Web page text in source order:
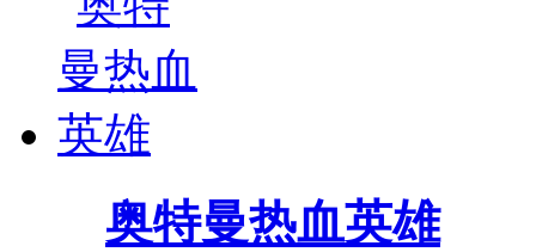
奥特曼热血英雄